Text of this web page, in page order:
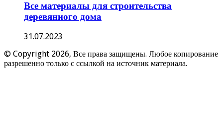
Все материалы для строительства
деревянного дома
31.07.2023
© Copyright 2026, Все права защищены. Любое копирование
разрешенно только с ссылкой на источник материала.